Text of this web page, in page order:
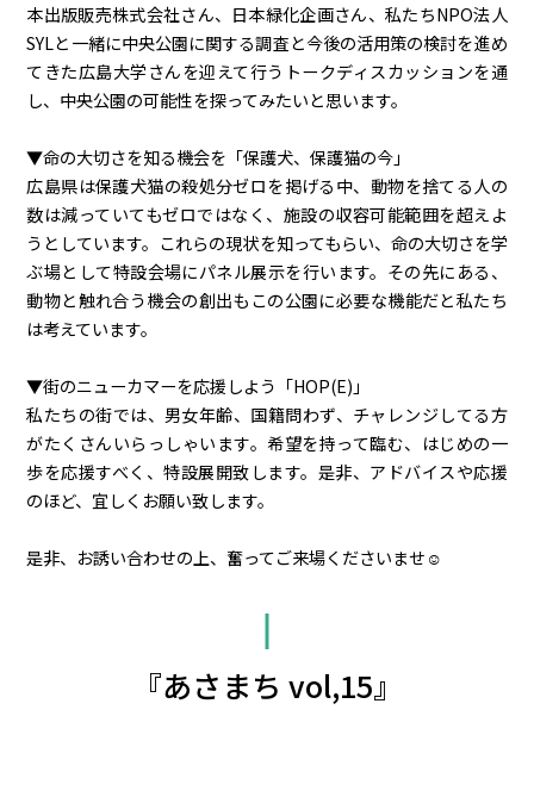
本出版販売株式会社さん、日本緑化企画さん、私たちNPO法人
SYLと一緒に中央公園に関する調査と今後の活用策の検討を進め
てきた広島大学さんを迎えて行うトークディスカッションを通
し、中央公園の可能性を探ってみたいと思います。
▼命の大切さを知る機会を「保護犬、保護猫の今」
広島県は保護犬猫の殺処分ゼロを掲げる中、動物を捨てる人の
数は減っていてもゼロではなく、施設の収容可能範囲を超えよ
うとしています。これらの現状を知ってもらい、命の大切さを学
ぶ場として特設会場にパネル展示を行います。その先にある、
動物と触れ合う機会の創出もこの公園に必要な機能だと私たち
は考えています。
▼街のニューカマーを応援しよう「HOP(E)」
私たちの街では、男女年齢、国籍問わず、チャレンジしてる方
がたくさんいらっしゃいます。希望を持って臨む、はじめの一
歩を応援すべく、特設展開致します。是非、アドバイスや応援
のほど、宜しくお願い致します。
是非、お誘い合わせの上、奮ってご来場くださいませ☺︎
『あさまち vol,15』